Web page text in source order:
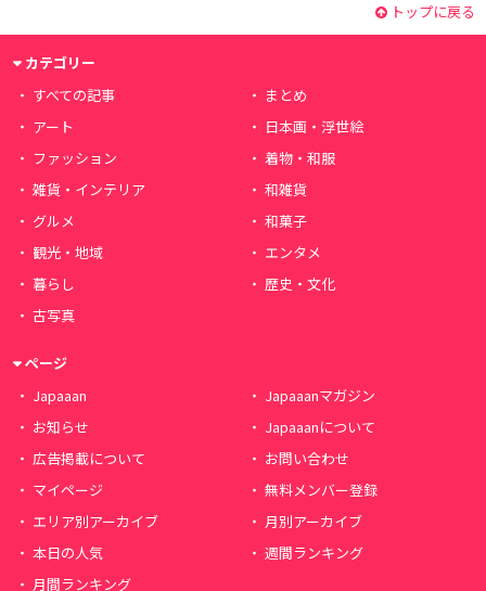
トップに戻る
カテゴリー
すべての記事
まとめ
アート
日本画・浮世絵
ファッション
着物・和服
雑貨・インテリア
和雑貨
グルメ
和菓子
観光・地域
エンタメ
暮らし
歴史・文化
古写真
ページ
Japaaan
Japaaanマガジン
お知らせ
Japaaanについて
広告掲載について
お問い合わせ
マイページ
無料メンバー登録
エリア別アーカイブ
月別アーカイブ
本日の人気
週間ランキング
月間ランキング